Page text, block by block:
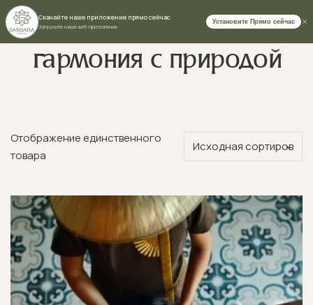
гармония с природой
Отображение единственного
товара
Выберите вариант сертификата:
Сертификат на массаж